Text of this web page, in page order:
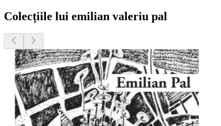
Colecțiile lui emilian valeriu pal